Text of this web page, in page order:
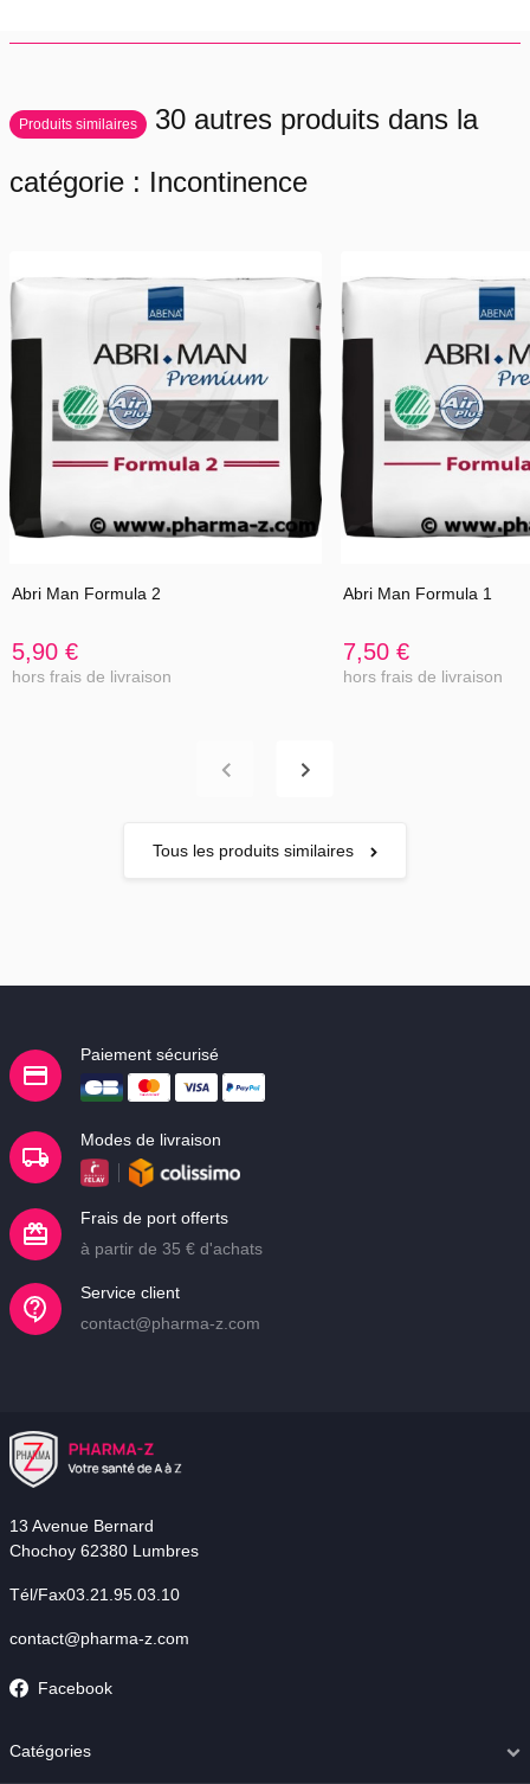
Produits similaires
30 autres produits dans la
catégorie : Incontinence
Abri Man Formula 2
5,90 €
hors frais de livraison
Abri Man Formula 1
7,50 €
hors frais de livraison
Tous les produits similaires
Paiement sécurisé
Modes de livraison
Frais de port offerts
à partir de 35 € d'achats
Service client
contact@pharma-z.com
13 Avenue Bernard
Chochoy 62380 Lumbres
Tél/Fax03.21.95.03.10
contact@pharma-z.com
Facebook
Catégories